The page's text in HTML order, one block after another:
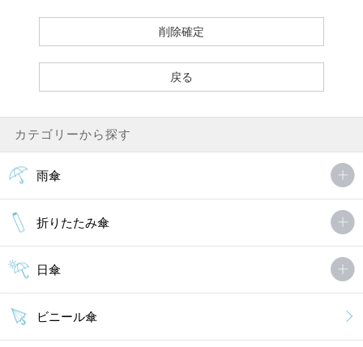
カテゴリーから探す
雨傘
折りたたみ傘
日傘
ビニール傘